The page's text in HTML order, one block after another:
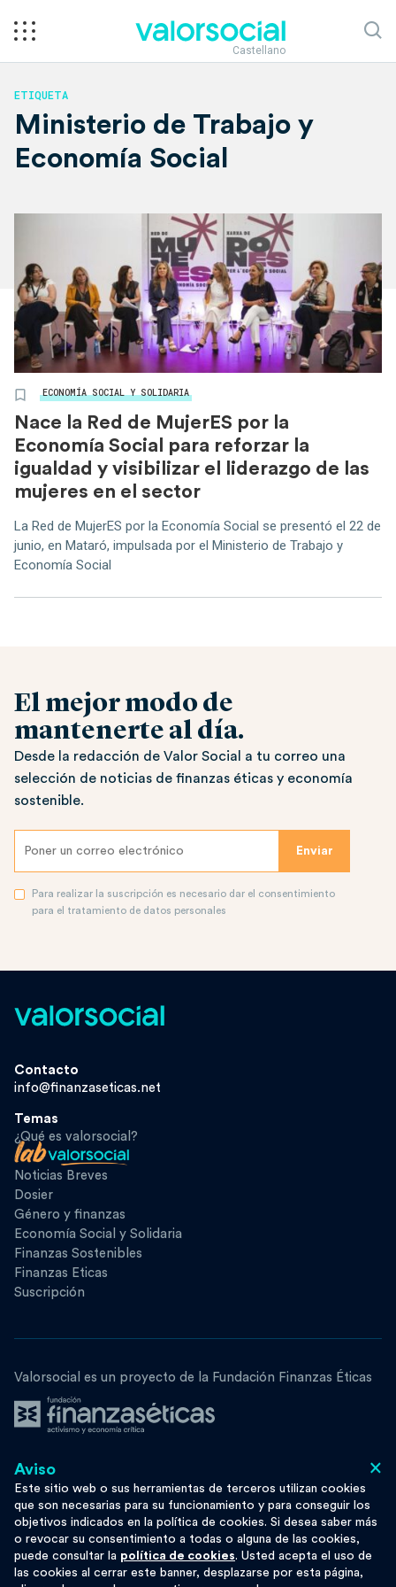
Castellano
ETIQUETA
Ministerio de Trabajo y
Economía Social
ECONOMÍA SOCIAL Y SOLIDARIA
Nace la Red de MujerES por la
Economía Social para reforzar la
igualdad y visibilizar el liderazgo de las
mujeres en el sector
La Red de MujerES por la Economía Social se presentó el 22 de
junio, en Mataró, impulsada por el Ministerio de Trabajo y
Economía Social
El mejor modo de
mantenerte al día.
Desde la redacción de Valor Social a tu correo una
selección de noticias de finanzas éticas y economía
sostenible.
Para realizar la suscripción es necesario dar el consentimiento
para el tratamiento de datos personales
Contacto
info@finanzaseticas.net
Temas
¿Qué es valorsocial?
Noticias Breves
Dosier
Género y finanzas
Economía Social y Solidaria
Finanzas Sostenibles
Finanzas Eticas
Suscripción
Valorsocial es un proyecto de la Fundación Finanzas Éticas
Síguenos
Esta obra se distribuye bajo licenciaMoze
×
Aviso
Este sitio web o sus herramientas de terceros utilizan cookies
que son necesarias para su funcionamiento y para conseguir los
objetivos indicados en la política de cookies. Si desea saber más
o revocar su consentimiento a todas o alguna de las cookies,
puede consultar la política de cookies. Usted acepta el uso de
las cookies al cerrar este banner, desplazarse por esta página,